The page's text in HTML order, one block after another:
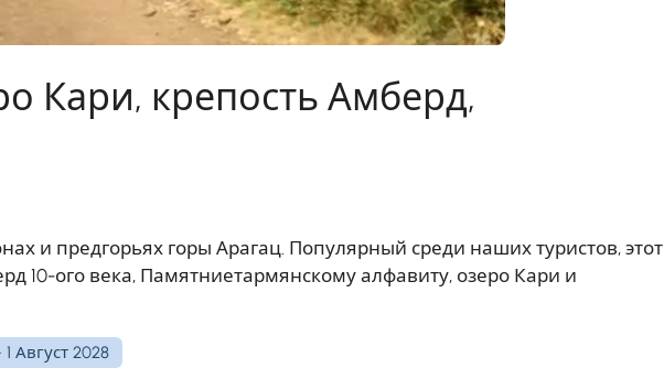
Кари, крепость Амберд,
и предгорьях горы Арагац. Популярный среди наших туристов, этот
10-ого века, Памятниетармянскому алфавиту, озеро Кари и
Август 2028